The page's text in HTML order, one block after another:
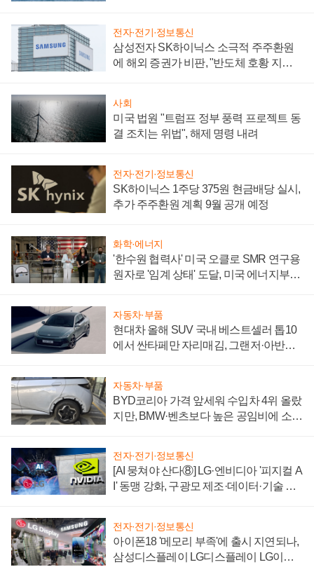
전자·전기·정보통신
삼성전자 SK하이닉스 소극적 주주환원
에 해외 증권가 비판, "반도체 호황 지속
사회
미국 법원 "트럼프 정부 풍력 프로젝트 동
결 조치는 위법", 해제 명령 내려
전자·전기·정보통신
SK하이닉스 1주당 375원 현금배당 실시,
추가 주주환원 계획 9월 공개 예정
화학·에너지
'한수원 협력사' 미국 오클로 SMR 연구용
원자로 '임계 상태' 도달, 미국 에너지부
자동차·부품
현대차 올해 SUV 국내 베스트셀러 톱10
에서 싼타페만 자리매김, 그랜저·아반떼
자동차·부품
BYD코리아 가격 앞세워 수입차 4위 올랐
지만, BMW·벤츠보다 높은 공임비에 소비
전자·전기·정보통신
[AI 뭉쳐야 산다⑧] LG·엔비디아 '피지컬 A
I' 동맹 강화, 구광모 제조·데이터·기술 결
전자·전기·정보통신
아이폰18 '메모리 부족'에 출시 지연되나,
삼성디스플레이 LG디스플레이 LG이노